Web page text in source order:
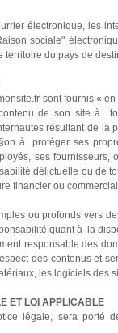
électronique, les
sociale"
du pays de
sont fournis «
de son site à
résultant de
à protéger ses
ses
délictuelle ou de
financier ou
ou profonds vers
quant à la
responsable des
des contenus et
les logiciels des
ET LOI APPLICABLE
légale, sera porté